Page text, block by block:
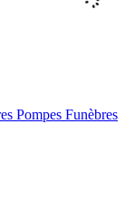
Pompes Funèbres